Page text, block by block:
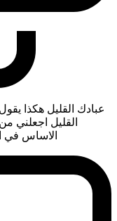
عبادك القليل هكذا
القليل اجعلني
الاساس في